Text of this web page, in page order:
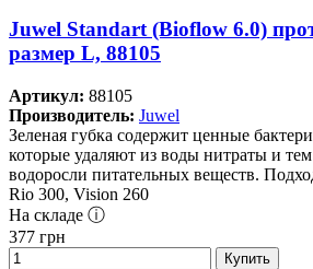
Juwel Standart (Bioflow 6.0)
размер L, 88105
Артикул: 88105
Производитель: Juwel
Зеленая губка содержит ценные
которые удаляют из воды нитраты и
водоросли питательных веществ.
Rio 300, Vision 260
На складе ⓘ
377 грн
Купить